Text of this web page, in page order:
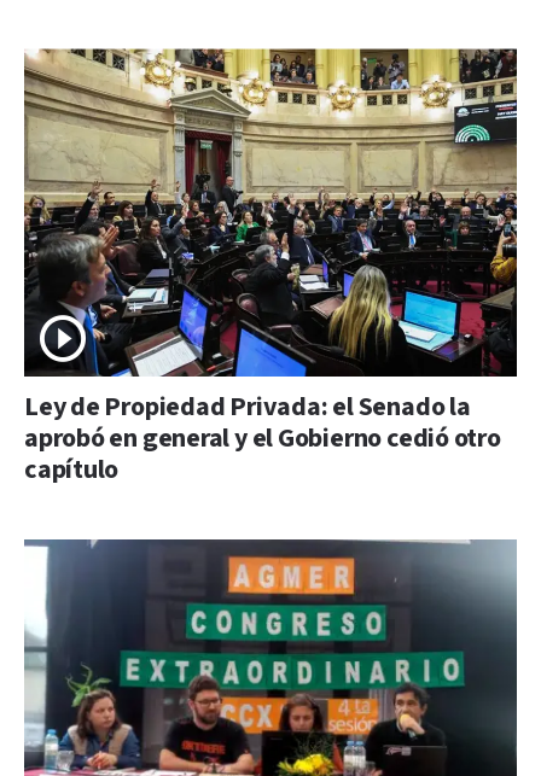
Ley de Propiedad Privada: el Senado la
aprobó en general y el Gobierno cedió otro
capítulo